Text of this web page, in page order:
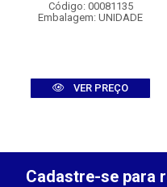
Código: 00081135
Embalagem: UNIDADE
VER PREÇO
Cadastre-se para